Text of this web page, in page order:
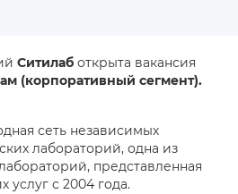
Ситилаб открыта вакансия
(корпоративный сегмент).
сеть независимых
лабораторий, одна из
представленная
услуг с 2004 года.